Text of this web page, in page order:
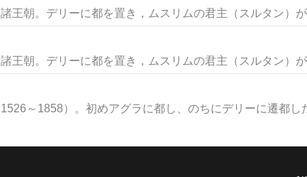
王朝。デリーに都を置き，ムスリムの君主（スルタン）
王朝。デリーに都を置き，ムスリムの君主（スルタン）
～1858）。初めアグラに都し、のちにデリーに遷都し